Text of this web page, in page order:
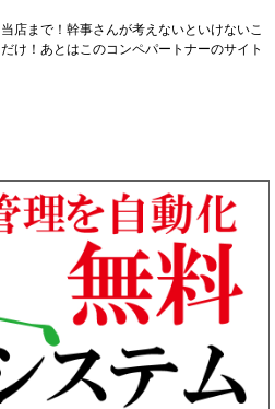
店まで！幹事さんが考えないといけないこ
け！あとはこのコンペパートナーのサイト